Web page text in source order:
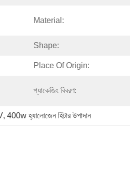
Material:
Shape:
Place Of Origin:
প্যাকেজিং বিবরণ:
, 400w হ্যালোজেন হিটার উপাদান